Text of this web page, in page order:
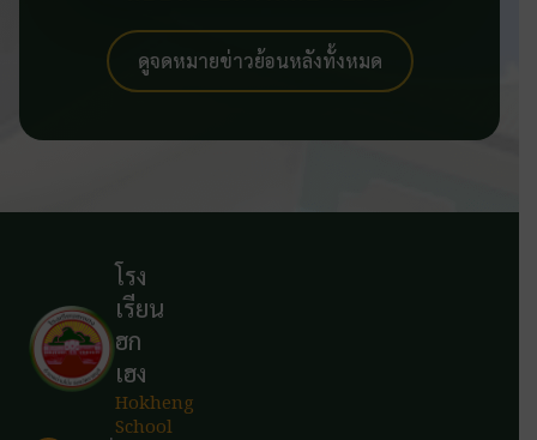
ดูจดหมายข่าวย้อนหลังทั้งหมด
โรง
เรียน
ฮก
เฮง
Hokheng
School